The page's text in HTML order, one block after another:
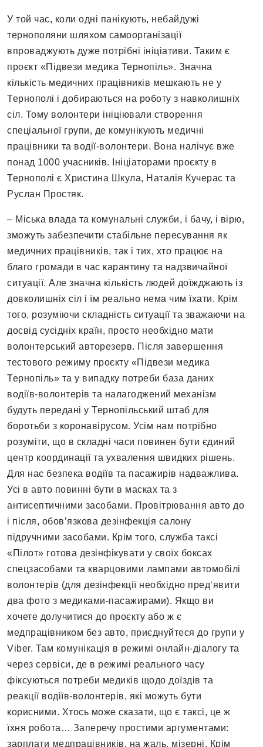
У той час, коли одні панікують, небайдужі
тернополяни шляхом самоорганізації
впроваджують дуже потрібні ініціативи. Таким є
проєкт «Підвези медика Тернопіль». Значна
кількість медичних працівників мешкають не у
Тернополі і добираються на роботу з навколишніх
сіл. Тому волонтери ініціювали створення
спеціальної групи, де комунікують медичні
працівники та водії-волонтери. Вона налічує вже
понад 1000 учасників. Ініціаторами проєкту в
Тернополі є Христина Шкула, Наталія Кучерас та
Руслан Простяк.
– Міська влада та комунальні служби, і бачу, і вірю,
зможуть забезпечити стабільне пересування як
медичних працівників, так і тих, хто працює на
благо громади в час карантину та надзвичайної
ситуації. Але значна кількість людей доїжджають із
довколишніх сіл і їм реально нема чим їхати. Крім
того, розуміючи складність ситуації та зважаючи на
досвід сусідніх країн, просто необхідно мати
волонтерський авторезерв. Після завершення
тестового режиму проєкту «Підвези медика
Тернопіль» та у випадку потреби база даних
водіїв-волонтерів та налагоджений механізм
будуть передані у Тернопільський штаб для
боротьби з коронавірусом. Усім нам потрібно
розуміти, що в складні часи повинен бути єдиний
центр координації та ухвалення швидких рішень.
Для нас безпека водіїв та пасажирів надважлива.
Усі в авто повинні бути в масках та з
антисептичними засобами. Провітрювання авто до
і після, обов’язкова дезінфекція салону
підручними засобами. Крім того, служба таксі
«Пілот» готова дезінфікувати у своїх боксах
спецзасобами та кварцовими лампами автомобілі
волонтерів (для дезінфекції необхідно пред‘явити
два фото з медиками-пасажирами). Якщо ви
хочете долучитися до проєкту або ж є
медпрацівником без авто, приєднуйтеся до групи у
Viber. Там комунікація в режимі онлайн-діалогу та
через сервіси, де в режимі реального часу
фіксуються потреби медиків щодо доїздів та
реакції водіїв-волонтерів, які можуть бути
корисними. Хтось може сказати, що є таксі, це ж
їхня робота… Заперечу простими аргументами:
зарплати медпрацівників, на жаль, мізерні. Крім